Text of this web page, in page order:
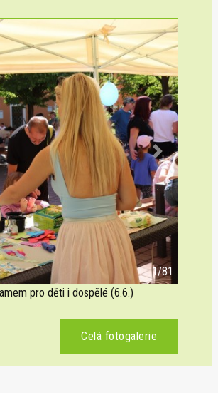
2/81
Next
pro děti i dospělé (6.6.)
Celá fotogalerie